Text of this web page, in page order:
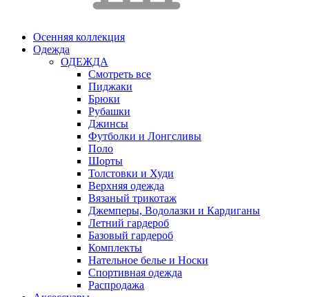
Осенняя коллекция
Одежда
ОДЕЖДА
Смотреть все
Пиджаки
Брюки
Рубашки
Джинсы
Футболки и Лонгсливы
Поло
Шорты
Толстовки и Худи
Верхняя одежда
Вязаный трикотаж
Джемперы, Водолазки и Кардиганы
Летний гардероб
Базовый гардероб
Комплекты
Нательное белье и Носки
Спортивная одежда
Распродажа